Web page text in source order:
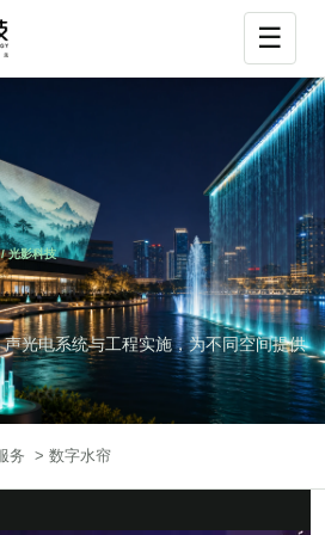
☰
打
光影科技
光电系统与工程实施，为不同空间提供
务 > 数字水帘